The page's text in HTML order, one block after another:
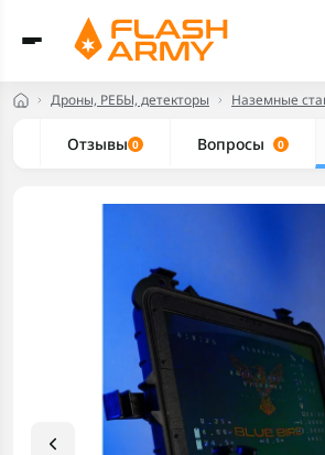
Дроны, РЕБЫ, детекторы Наземные
Отзывы 0 Вопросы 0